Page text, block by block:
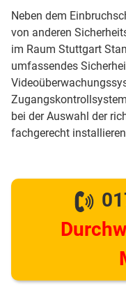
Neben dem
von anderen
im Raum Stuttgart
umfassendes
bei der Auswahl der
fachgerecht